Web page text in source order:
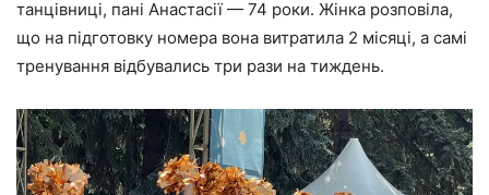
танцівниці, пані Анастасії — 74 роки. Жінка розповіла,
що на підготовку номера вона витратила 2 місяці, а самі
тренування відбувались три рази на тиждень.